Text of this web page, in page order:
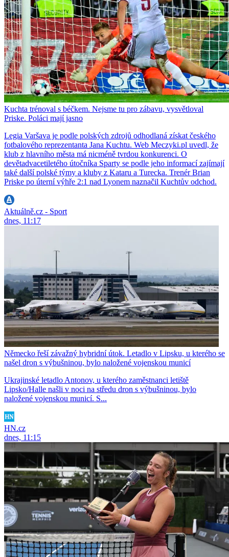
Kuchta trénoval s béčkem. Nejsme tu pro zábavu, vysvětloval
Priske. Poláci mají jasno
Legia Varšava je podle polských zdrojů odhodlaná získat českého
fotbalového reprezentanta Jana Kuchtu. Web Meczyki.pl uvedl, že
klub z hlavního města má nicméně tvrdou konkurenci. O
devětadvacetiletého útočníka Sparty se podle jeho informací zajímají
také další polské týmy a kluby z Kataru a Turecka. Trenér Brian
Priske po úterní výhře 2:1 nad Lyonem naznačil Kuchtův odchod.
Aktuálně.cz - Sport
dnes, 11:17
Německo řeší závažný hybridní útok. Letadlo v Lipsku, u kterého se
našel dron s výbušninou, bylo naložené vojenskou municí
Ukrajinské letadlo Antonov, u kterého zaměstnanci letiště
Lipsko/Halle našli v noci na středu dron s výbušninou, bylo
naložené vojenskou municí. S...
HN.cz
dnes, 11:15